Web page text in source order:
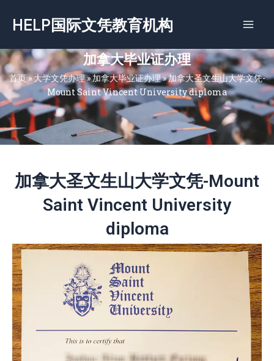
容
HELP国际文凭教育机构
加拿大毕业证办理
首页»大学文凭办理»加拿大毕业证办理»加拿大圣文生山大学文凭-
Mount Saint Vincent University diploma
加拿大圣文生山大学文凭-Mount
Saint Vincent University
diploma